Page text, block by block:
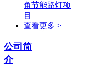
角节能路灯项
目
查看更多 >
公司简
介